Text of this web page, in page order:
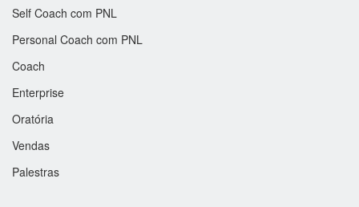
Self Coach com PNL
Personal Coach com PNL
Coach
Enterprise
Oratória
Vendas
Palestras